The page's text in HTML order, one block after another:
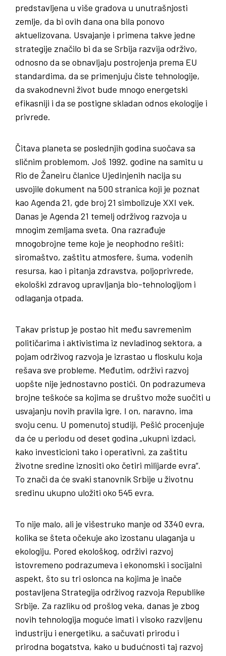
predstavljena u više gradova u unutrašnjosti
zemlje, da bi ovih dana ona bila ponovo
aktuelizovana. Usvajanje i primena takve jedne
strategije značilo bi da se Srbija razvija održivo,
odnosno da se obnavljaju postrojenja prema EU
standardima, da se primenjuju čiste tehnologije,
da svakodnevni život bude mnogo energetski
efikasniji i da se postigne skladan odnos ekologije i
privrede.
Čitava planeta se poslednjih godina suočava sa
sličnim problemom. Još 1992. godine na samitu u
Rio de Žaneiru članice Ujedinjenih nacija su
usvojile dokument na 500 stranica koji je poznat
kao Agenda 21, gde broj 21 simbolizuje XXI vek.
Danas je Agenda 21 temelj održivog razvoja u
mnogim zemljama sveta. Ona razrađuje
mnogobrojne teme koje je neophodno rešiti:
siromaštvo, zaštitu atmosfere, šuma, vodenih
resursa, kao i pitanja zdravstva, poljoprivrede,
ekološki zdravog upravljanja bio-tehnologijom i
odlaganja otpada.
Takav pristup je postao hit među savremenim
političarima i aktivistima iz nevladinog sektora, a
pojam održivog razvoja je izrastao u floskulu koja
rešava sve probleme. Međutim, održivi razvoj
uopšte nije jednostavno postići. On podrazumeva
brojne teškoće sa kojima se društvo može suočiti u
usvajanju novih pravila igre. I on, naravno, ima
svoju cenu. U pomenutoj studiji, Pešić procenjuje
da će u periodu od deset godina „ukupni izdaci,
kako investicioni tako i operativni, za zaštitu
životne sredine iznositi oko četiri milijarde evra“.
To znači da će svaki stanovnik Srbije u životnu
sredinu ukupno uložiti oko 545 evra.
To nije malo, ali je višestruko manje od 3340 evra,
kolika se šteta očekuje ako izostanu ulaganja u
ekologiju. Pored ekološkog, održivi razvoj
istovremeno podrazumeva i ekonomski i socijalni
aspekt, što su tri oslonca na kojima je inače
postavljena Strategija održivog razvoja Republike
Srbije. Za razliku od prošlog veka, danas je zbog
novih tehnologija moguće imati i visoko razvijenu
industriju i energetiku, a sačuvati prirodu i
prirodna bogatstva, kako u budućnosti taj razvoj